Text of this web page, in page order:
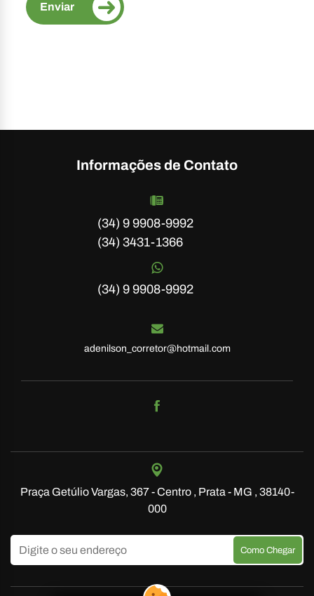
Informações de Contato
(34) 9 9908-9992
(34) 3431-1366
(34) 9 9908-9992
adenilson_corretor@hotmail.com
Praça Getúlio Vargas, 367 - Centro , Prata - MG , 38140-
000